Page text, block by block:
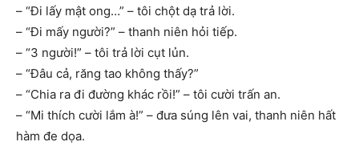
– “Đi lấy mật ong…” – tôi chột dạ trả lời.
– “Đi mấy người?” – thanh niên hỏi tiếp.
– “3 người!” – tôi trả lời cụt lủn.
– “Đâu cả, răng tao không thấy?”
– “Chia ra đi đường khác rồi!” – tôi cười trấn an.
– “Mi thích cười lắm à!” – đưa súng lên vai, thanh niên hất
hàm đe dọa.